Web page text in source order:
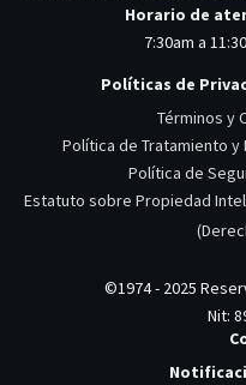
Horario de
7:30am a
Políticas de
Términos y
Política de Tratamiento
Política de
Estatuto sobre Propiedad
©1974 - 2025
Nit: